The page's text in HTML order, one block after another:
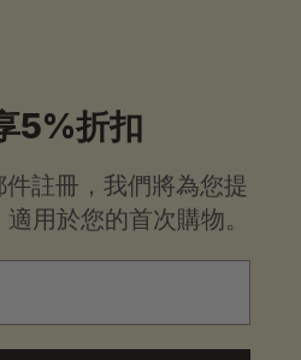
5%折扣
註冊，我們將為您提
用於您的首次購物。